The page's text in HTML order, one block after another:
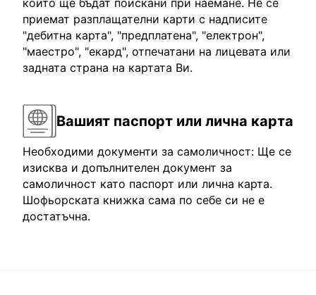
които ще бъдат поискани при наемане. Не се
приемат разплащателни карти с надписите
"дебитна карта", "предплатена", "електрон",
"маестро", "екард", отпечатани на лицевата или
задната страна на картата Ви.
Вашият паспорт или лична карта
Необходими документи за самоличност: Ще се
изисква и допълнителен документ за
самоличност като паспорт или лична карта.
Шофьорската книжка сама по себе си не е
достатъчна.